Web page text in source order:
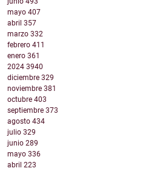
mayo 407
abril 357
marzo 332
febrero 411
enero 361
2024 3940
diciembre 329
noviembre 381
octubre 403
septiembre 373
agosto 434
julio 329
junio 289
mayo 336
abril 223